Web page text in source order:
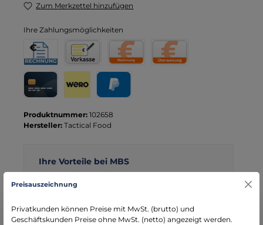
Zum Merkzettel hinzufügen
Ihre Zahlungsmöglichkeiten
Rechnung
Rechnung für Behörden
Vorkasse
Produktnummer: 102658
Hersteller: Tactical Food
Ihre Vorteile bei MBS
DE)
seit über 15 Jahren kompetenter Partner im
Preisauszeichnung
Privatkunden können Preise mit MwSt. (brutto) und
Geschäftskunden Preise ohne MwSt. (netto) angezeigt werden.